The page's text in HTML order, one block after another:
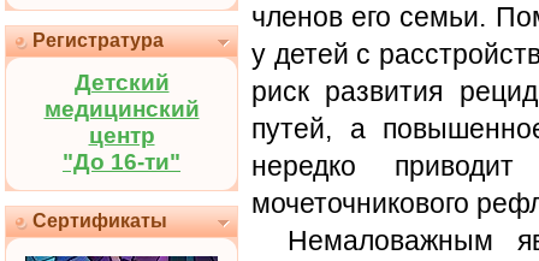
Регистратура
Детский
медицинский
центр
"До 16-ти"
Сертификаты
членов его семьи.
у детей с
риск развития
путей, а
нередко
мочеточникового
Немаловажным